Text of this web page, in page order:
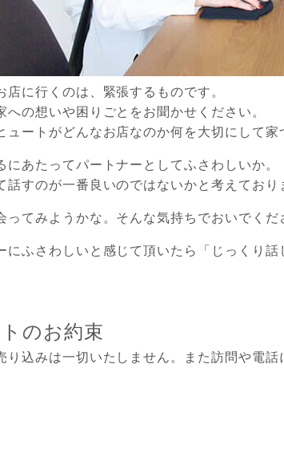
店に行くのは、緊張するものです。
への想いや困りごとをお聞かせください。
ュートがどんなお店なのか何を大切にして
にあたってパートナーとしてふさわしいか。
話すのが一番良いのではないかと考えており
ってみようかな。そんな気持ちでおいでくだ
にふさわしいと感じて頂いたら「じっくり話
のお約束
り込みは⼀切いたしません。また訪問や電話